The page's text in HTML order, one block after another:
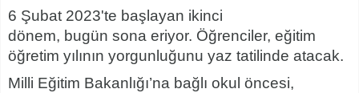
6 Şubat 2023'te başlayan ikinci
dönem, bugün sona eriyor. Öğrenciler, eğitim
öğretim yılının yorgunluğunu yaz tatilinde atacak.
Milli Eğitim Bakanlığı’na bağlı okul öncesi,